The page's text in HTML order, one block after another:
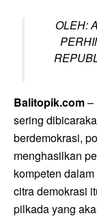
OLEH:
Balitopik.com–
sering
berdemokrasi,
menghasilkan
kompeten
citra demokrasi
pilkada yang